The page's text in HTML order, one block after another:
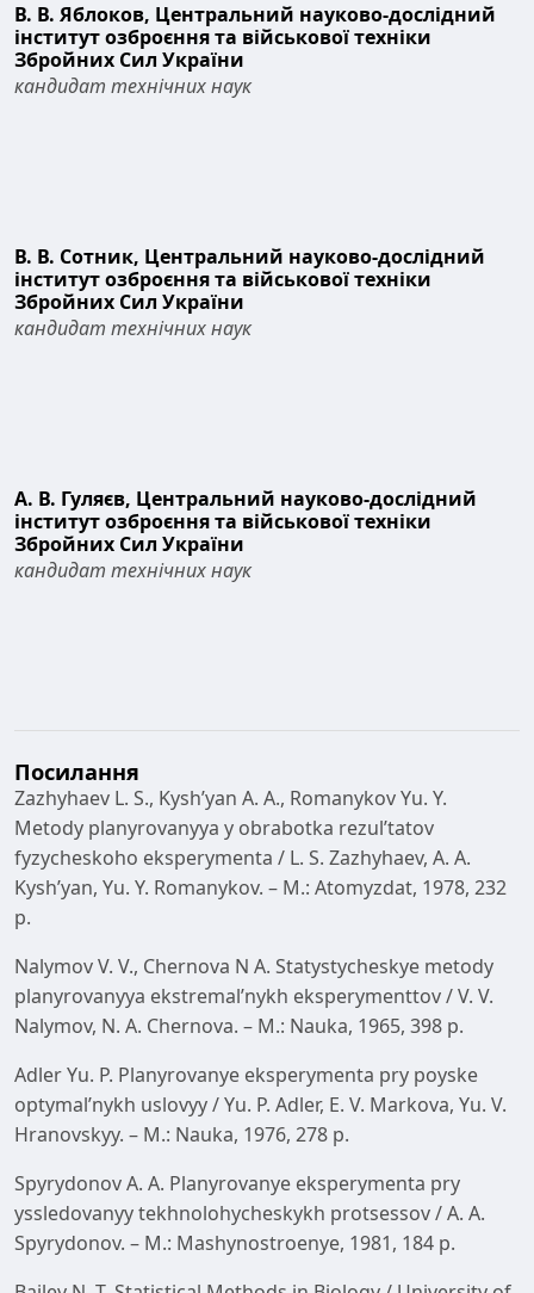
В. В. Яблоков, Центральний науково-дослідний
інститут озброєння та військової техніки
Збройних Сил України
кандидат технічних наук
В. В. Сотник, Центральний науково-дослідний
інститут озброєння та військової техніки
Збройних Сил України
кандидат технічних наук
А. В. Гуляєв, Центральний науково-дослідний
інститут озброєння та військової техніки
Збройних Сил України
кандидат технічних наук
Посилання
Zazhyhaev L. S., Kysh’yan A. A., Romanykov Yu. Y.
Metody planyrovanyya y obrabotka rezul’tatov
fyzycheskoho eksperymenta / L. S. Zazhyhaev, A. A.
Kysh’yan, Yu. Y. Romanykov. – M.: Atomyzdat, 1978, 232
p.
Nalymov V. V., Chernova N A. Statystycheskye metody
planyrovanyya ekstremal’nykh eksperymenttov / V. V.
Nalymov, N. A. Chernova. – M.: Nauka, 1965, 398 p.
Adler Yu. P. Planyrovanye eksperymenta pry poyske
optymal’nykh uslovyy / Yu. P. Adler, E. V. Markova, Yu. V.
Hranovskyy. – M.: Nauka, 1976, 278 p.
Spyrydonov A. A. Planyrovanye eksperymenta pry
yssledovanyy tekhnolohycheskykh protsessov / A. A.
Spyrydonov. – M.: Mashynostroenye, 1981, 184 p.